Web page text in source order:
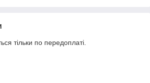
тільки по передоплаті.